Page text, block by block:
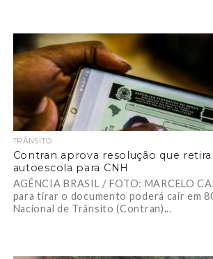
TRÂNSITO
Contran aprova resolução que
autoescola para CNH
AGÊNCIA BRASIL / FOTO: MARCELO
para tirar o documento poderá cair em
Nacional de Trânsito (Contran)...